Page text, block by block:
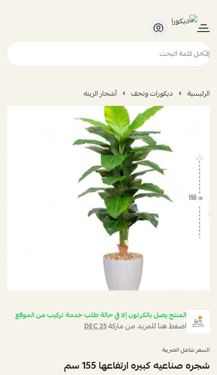
ديكورا
الرئيسية ديكورات وتحف أشجار الزينه
المنتج يصل بالكرتون إلا في حالة طلب خدمة تركيب من الموقع
اضغط هنا للمزيد من ماركةDEC 25
السعر شامل الضريبة
شجره صناعيه كبيره ارتفاعها 155 سم